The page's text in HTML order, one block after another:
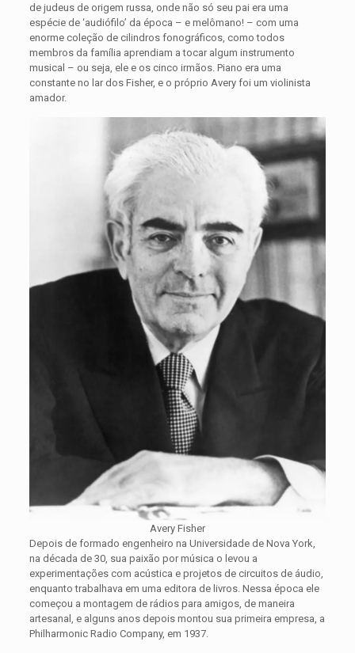
de judeus de origem russa, onde não só seu pai era uma
espécie de ‘audiófilo’ da época – e melômano! – com uma
enorme coleção de cilindros fonográficos, como todos
membros da família aprendiam a tocar algum instrumento
musical – ou seja, ele e os cinco irmãos. Piano era uma
constante no lar dos Fisher, e o próprio Avery foi um violinista
amador.
Avery Fisher
Depois de formado engenheiro na Universidade de Nova York,
na década de 30, sua paixão por música o levou a
experimentações com acústica e projetos de circuitos de áudio,
enquanto trabalhava em uma editora de livros. Nessa época ele
começou a montagem de rádios para amigos, de maneira
artesanal, e alguns anos depois montou sua primeira empresa, a
Philharmonic Radio Company, em 1937.